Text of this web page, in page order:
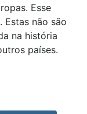
Esse
Estas não são
na história
países.